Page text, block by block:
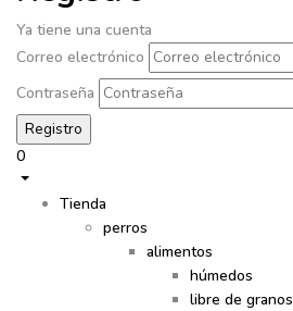
Ya tiene una cuenta
Correo electrónico
Contraseña
0
Tienda
perros
alimentos
húmedos
libre de granos